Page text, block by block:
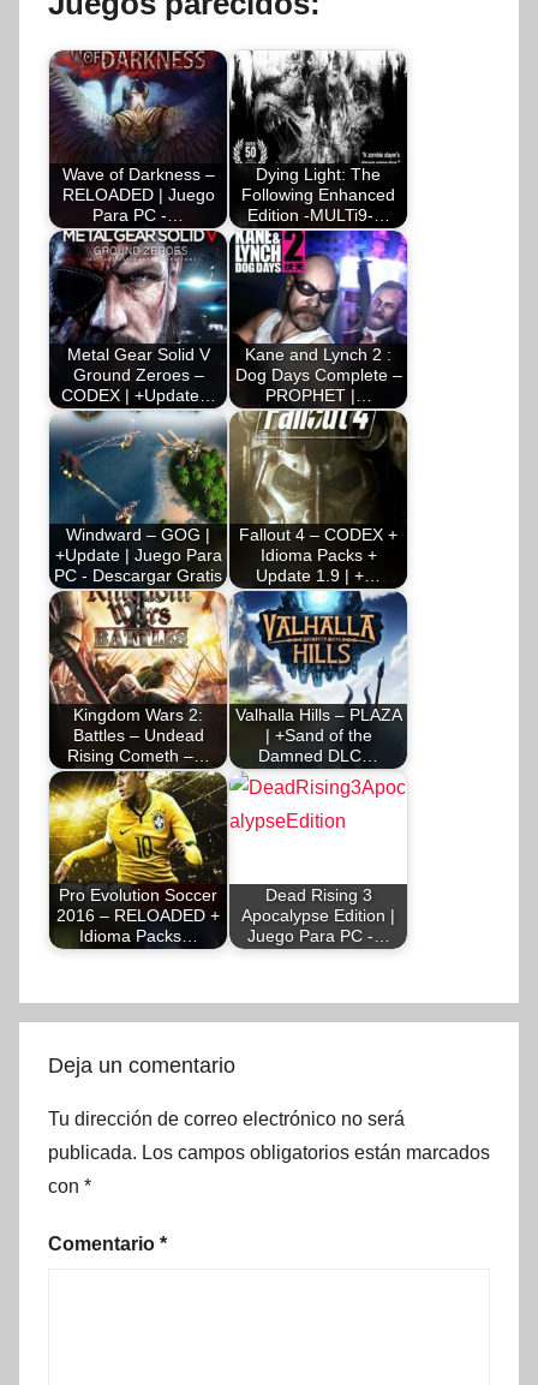
Wave of Darkness –
RELOADED | Juego
Para PC -…
Dying Light: The
Following Enhanced
Edition -MULTi9-…
Metal Gear Solid V
Ground Zeroes –
CODEX | +Update…
Kane and Lynch 2 :
Dog Days Complete –
PROPHET |…
Windward – GOG |
+Update | Juego Para
PC - Descargar Gratis
Fallout 4 – CODEX +
Idioma Packs +
Update 1.9 | +…
Kingdom Wars 2:
Battles – Undead
Rising Cometh –…
Valhalla Hills – PLAZA
| +Sand of the
Damned DLC…
Pro Evolution Soccer
2016 – RELOADED +
Idioma Packs…
Dead Rising 3
Apocalypse Edition |
Juego Para PC -…
Deja un comentario
Tu dirección de correo electrónico no será
publicada. Los campos obligatorios están marcados
con *
Comentario *